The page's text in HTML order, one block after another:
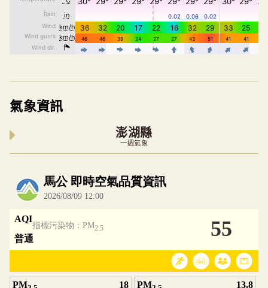
氣象資訊
澎湖縣
一週氣象
內嵌空氣品質小工具為視覺預覽，完整即時空